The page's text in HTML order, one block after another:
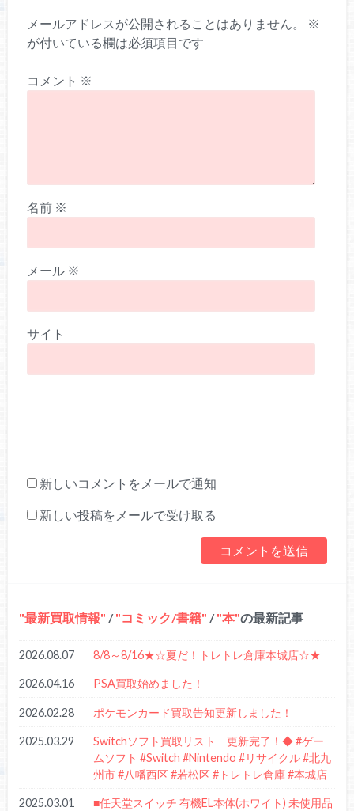
メールアドレスが公開されることはありません。
※
が付いている欄は必須項目です
コメント ※
名前 ※
メール ※
サイト
新しいコメントをメールで通知
新しい投稿をメールで受け取る
最新買取情報 / コミック/書籍 / 本 の最新記事
2026.08.07 8/8～8/16★☆夏だ！トレトレ倉庫本城店☆★
2026.04.16 PSA買取始めました！
2026.02.28 ポケモンカード買取告知更新しました！
2025.03.29
Switchソフト買取リスト 更新完了！◆ #ゲー
ムソフト #Switch #Nintendo #リサイクル #北九
州市 #八幡西区 #若松区 #トレトレ倉庫 #本城店
2025.03.01
■任天堂スイッチ 有機EL本体(ホワイト) 未使用品